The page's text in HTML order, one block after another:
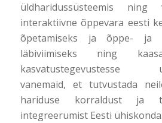
üldharidussüsteemis ning
interaktiivne õppevara eesti
õpetamiseks ja õppe- ja
läbiviimiseks ning
kasvatustegevustesse
vanemaid, et tutvustada
hariduse korraldust ja
integreerumist Eesti ühiskonda.